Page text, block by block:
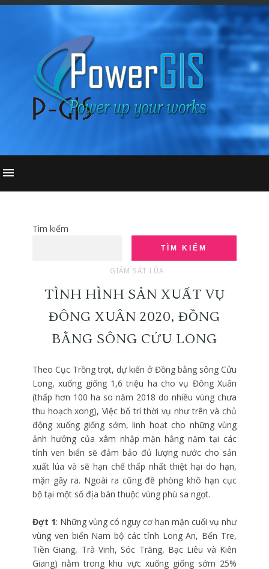
Tìm kiếm
GIÁM SÁT LÚA
TÌNH HÌNH SẢN XUẤT VỤ
ĐÔNG XUÂN 2020, ĐỒNG
BẰNG SÔNG CỬU LONG
Theo Cục Trồng trọt, dự kiến ở Đồng bằng sông Cửu
Long, xuống giống 1,6 triệu ha cho vụ Đông Xuân
(thấp hơn 100 ha so năm 2018 do nhiều vùng chưa
thu hoạch xong), Việc bố trí thời vụ như trên và chủ
động xuống giống sớm, linh hoạt cho những vùng
ảnh hưởng của xâm nhập mặn hằng năm tại các
tỉnh ven biển sẽ đảm bảo đủ lượng nước cho sản
xuất lúa và sẽ hạn chế thấp nhất thiệt hại do hạn,
mặn gây ra. Ngoài ra cũng đề phòng khô hạn cục
bộ tại một số địa bàn thuộc vùng phù sa ngọt.
Đợt 1: Những vùng có nguy cơ hạn mặn cuối vụ như
vùng ven biển Nam bộ các tỉnh Long An, Bến Tre,
Tiền Giang, Trà Vinh, Sóc Trăng, Bạc Liêu và Kiên
Giang) nằm trong khu vực xuống giống sớm 25%